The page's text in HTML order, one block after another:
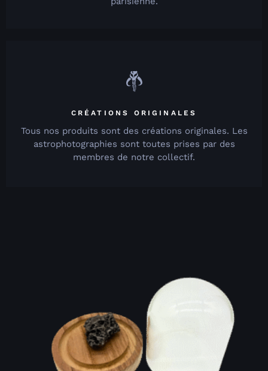
CRÉATIONS ORIGINALES
Tous nos produits sont des créations originales. Les
astrophotographies sont toutes prises par des
membres de notre collectif.